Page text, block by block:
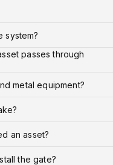
system?
passes through
metal equipment?
an asset?
the gate?